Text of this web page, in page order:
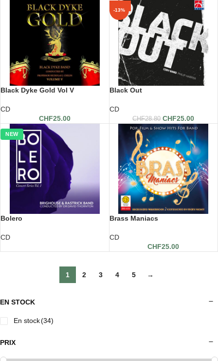
EN STOCK
En stock(34)
PRIX
Black Dyke Gold Vol V
CD
CHF25.00
-13%
Black Out
CD
CHF28.80 CHF25.00
NEW
Bolero
CD
Brass Maniacs
CD
CHF25.00
1 2 3 4 5 →